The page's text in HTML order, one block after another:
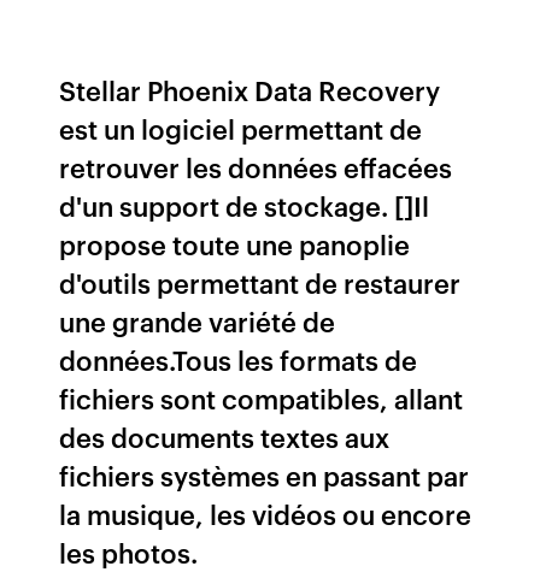
Stellar Phoenix Data Recovery
est un logiciel permettant de
retrouver les données effacées
d'un support de stockage. []Il
propose toute une panoplie
d'outils permettant de restaurer
une grande variété de
données.Tous les formats de
fichiers sont compatibles, allant
des documents textes aux
fichiers systèmes en passant par
la musique, les vidéos ou encore
les photos.